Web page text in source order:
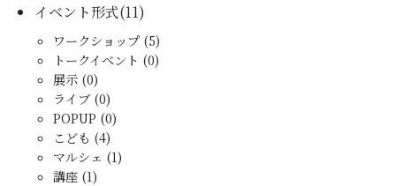
イベント形式(11)
ワークショップ (5)
トークイベント (0)
展示 (0)
ライブ (0)
POPUP (0)
こども (4)
マルシェ (1)
講座 (1)